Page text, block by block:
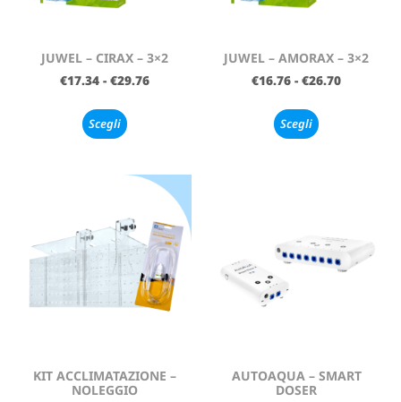
JUWEL – CIRAX – 3×2
€17.34 - €29.76
Scegli
JUWEL – AMORAX – 3×2
€16.76 - €26.70
Scegli
KIT ACCLIMATAZIONE –
NOLEGGIO
AUTOAQUA – SMART
DOSER